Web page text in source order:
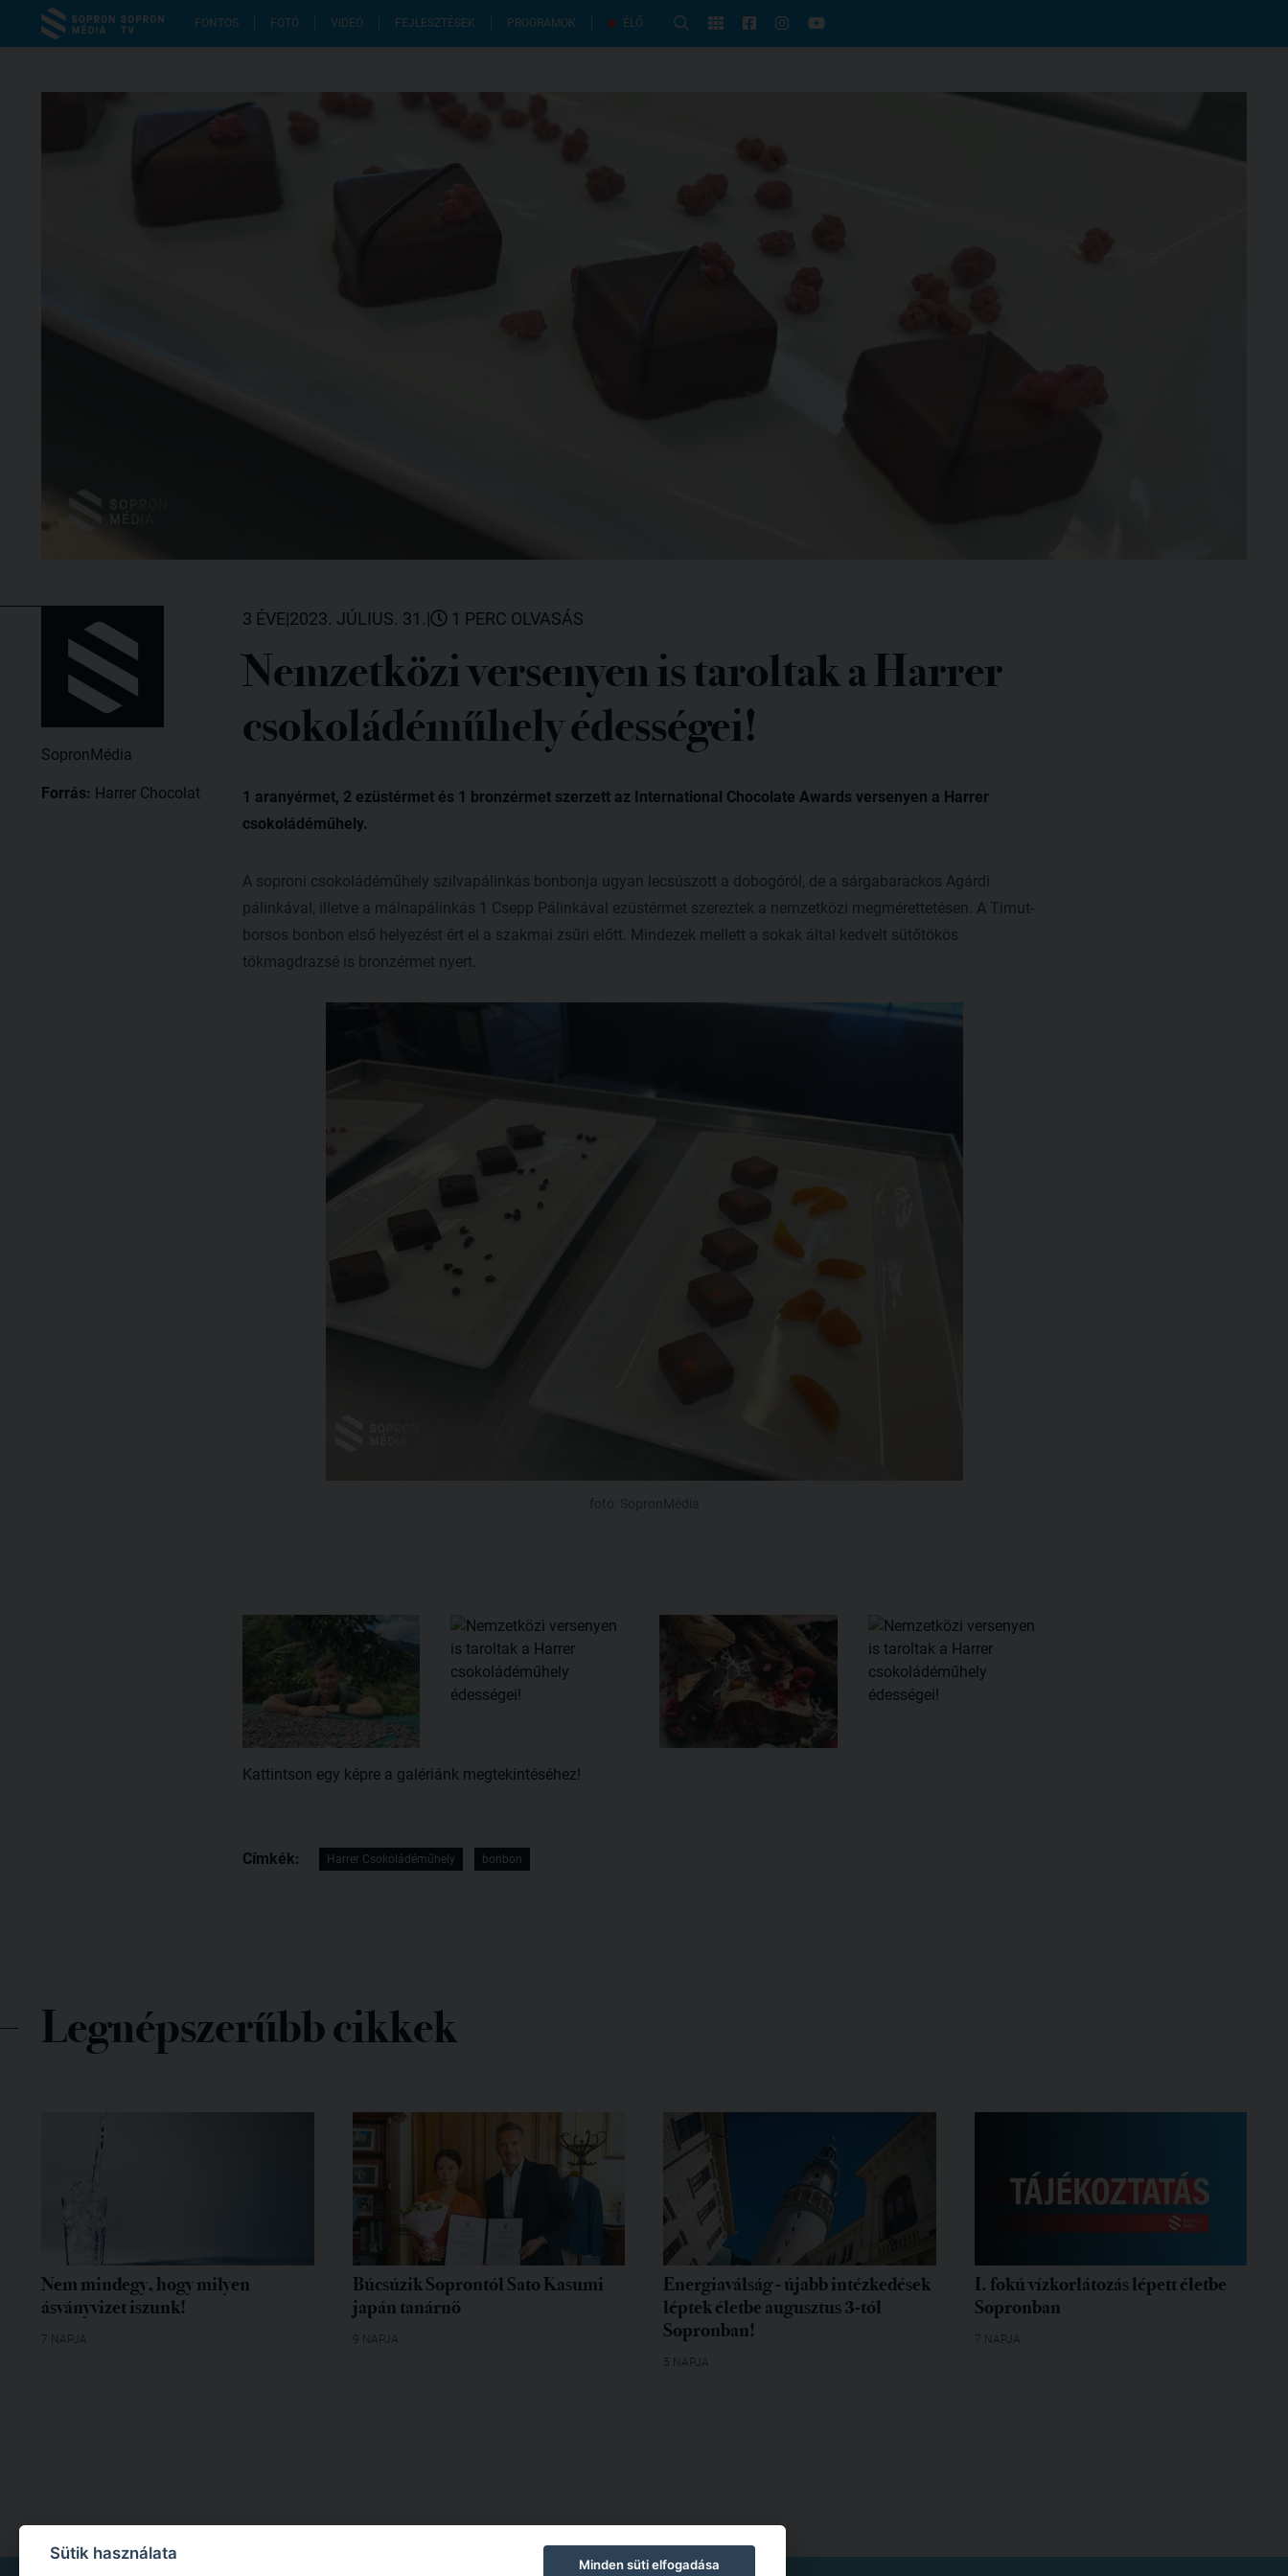
FONTOS FOTÓ VIDEÓ FEJLESZTÉSEK PROGRAMOK ÉLŐ
SopronMédia
Forrás: Harrer Chocolat
3 ÉVE|2023. JÚLIUS. 31.| 1 PERC OLVASÁS
Nemzetközi versenyen is taroltak a Harrer
csokoládéműhely édességei!
1 aranyérmet, 2 ezüstérmet és 1 bronzérmet szerzett az International Chocolate Awards versenyen a Harrer
csokoládéműhely.
A soproni csokoládéműhely szilvapálinkás bonbonja ugyan lecsúszott a dobogóról, de a sárgabarackos Agárdi
pálinkával, illetve a málnapálinkás 1 Csepp Pálinkával ezüstérmet szereztek a nemzetközi megmérettetésen. A Timut-
borsos bonbon első helyezést ért el a szakmai zsűri előtt. Mindezek mellett a sokak által kedvelt sütőtökös
tökmagdrazsé is bronzérmet nyert.
Kattintson egy képre a galériánk megtekintéséhez!
Címkék: Harrer Csokoládéműhely bonbon
Legnépszerűbb cikkek
Nem mindegy, hogy milyen
ásványvizet iszunk!
7 NAPJA
Búcsúzik Soprontól Sato Kasumi
japán tanárnő
9 NAPJA
Energiaválság - újabb intézkedések
léptek életbe augusztus 3-tól
Sopronban!
5 NAPJA
I. fokú vízkorlátozás lépett életbe
Sopronban
7 NAPJA
MODERÁLÁSI SZABÁLYZAT
Sütik használata
Minden süti elfogadása